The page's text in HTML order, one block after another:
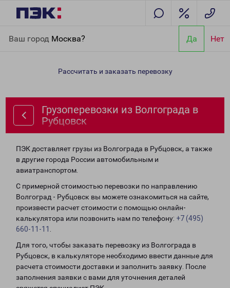
Ваш город Москва? Да Нет
Рубцовск
Рассчитать и заказать перевозку
Грузоперевозки из Волгограда в
Рубцовск
ПЭК доставляет грузы из Волгограда в Рубцовск, а также
в другие города России автомобильным и
авиатранспортом.
С примерной стоимостью перевозки по направлению
Волгоград - Рубцовск вы можете ознакомиться на сайте,
произвести расчет стоимости с помощью онлайн-
калькулятора или позвонить нам по телефону: +7 (495)
660-11-11
Для того, чтобы заказать перевозку из Волгограда в
Рубцовск, в калькуляторе необходимо ввести данные для
расчета стоимости доставки и заполнить заявку. После
заполнения заявки с вами для уточнения деталей